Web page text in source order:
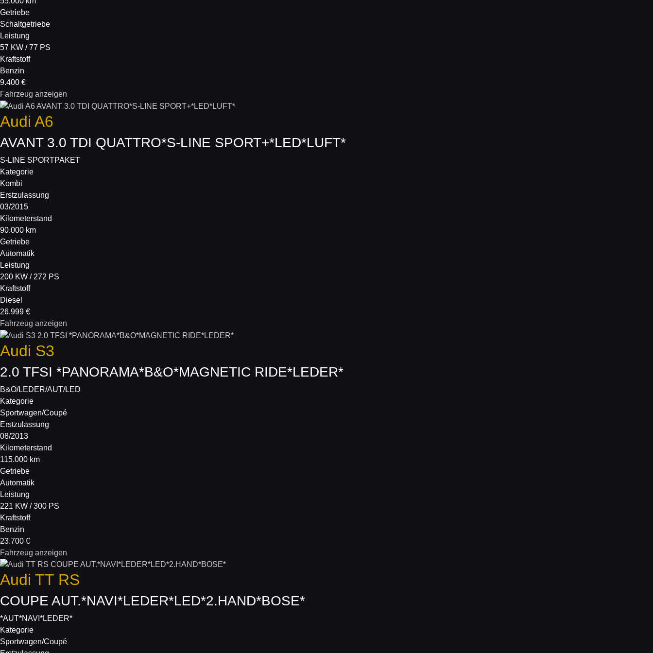
Getriebe
Schaltgetriebe
Leistung
57 KW / 77 PS
Kraftstoff
Benzin
9.400 €
Fahrzeug anzeigen
Audi A6
AVANT 3.0 TDI QUATTRO*S-LINE SPORT+*LED*LUFT*
S-LINE SPORTPAKET
Kategorie
Kombi
Erstzulassung
03/2015
Kilometerstand
90.000 km
Getriebe
Automatik
Leistung
200 KW / 272 PS
Kraftstoff
Diesel
26.999 €
Fahrzeug anzeigen
Audi S3
2.0 TFSI *PANORAMA*B&O*MAGNETIC RIDE*LEDER*
B&O/LEDER/AUT/LED
Kategorie
Sportwagen/Coupé
Erstzulassung
08/2013
Kilometerstand
115.000 km
Getriebe
Automatik
Leistung
221 KW / 300 PS
Kraftstoff
Benzin
23.700 €
Fahrzeug anzeigen
Audi TT RS
COUPE AUT.*NAVI*LEDER*LED*2.HAND*BOSE*
*AUT*NAVI*LEDER*
Kategorie
Sportwagen/Coupé